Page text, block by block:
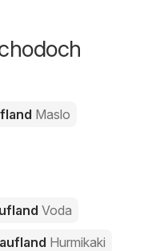
Maslo
Voda
Hurmikaki